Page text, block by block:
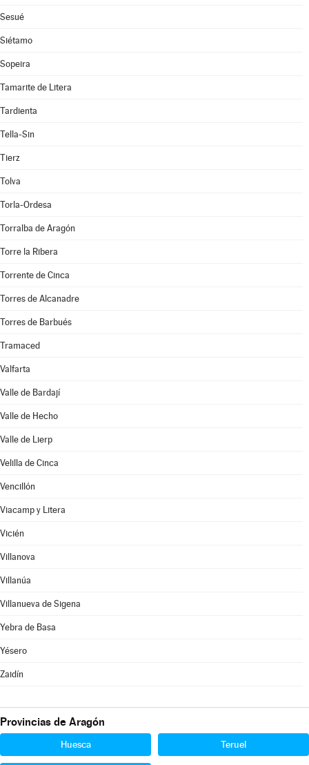
Sesué
Siétamo
Sopeira
Tamarite de Litera
Tardienta
Tella-Sin
Tierz
Tolva
Torla-Ordesa
Torralba de Aragón
Torre la Ribera
Torrente de Cinca
Torres de Alcanadre
Torres de Barbués
Tramaced
Valfarta
Valle de Bardají
Valle de Hecho
Valle de Lierp
Velilla de Cinca
Vencillón
Viacamp y Litera
Vicién
Villanova
Villanúa
Villanueva de Sigena
Yebra de Basa
Yésero
Zaidín
Provincias de Aragón
Huesca Teruel